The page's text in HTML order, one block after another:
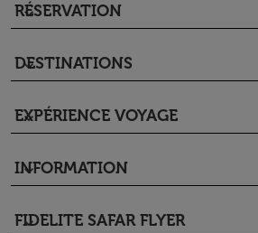
RÉSERVATION
keyboard_arrow_down
DESTINATIONS
keyboard_arrow_down
EXPÉRIENCE VOYAGE
keyboard_arrow_down
INFORMATION
keyboard_arrow_down
FIDELITE SAFAR FLYER
keyboard_arrow_down